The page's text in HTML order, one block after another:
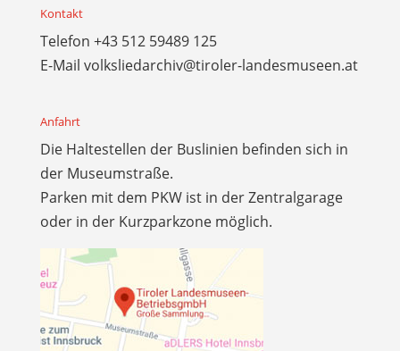
Kontakt
Telefon +43 512 59489 125
E-Mail volksliedarchiv@tiroler-landesmuseen.at
Anfahrt
Die Haltestellen der Buslinien befinden sich in
der Museumstraße.
Parken mit dem PKW ist in der Zentralgarage
oder in der Kurzparkzone möglich.